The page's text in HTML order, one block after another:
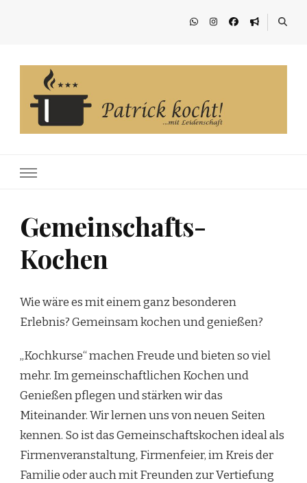
Gemeinschafts-
Kochen
Wie wäre es mit einem ganz besonderen
Erlebnis? Gemeinsam kochen und genießen?
„Kochkurse“ machen Freude und bieten so viel
mehr. Im gemeinschaftlichen Kochen und
Genießen pflegen und stärken wir das
Miteinander. Wir lernen uns von neuen Seiten
kennen. So ist das Gemeinschaftskochen ideal als
Firmenveranstaltung, Firmenfeier, im Kreis der
Familie oder auch mit Freunden zur Vertiefung